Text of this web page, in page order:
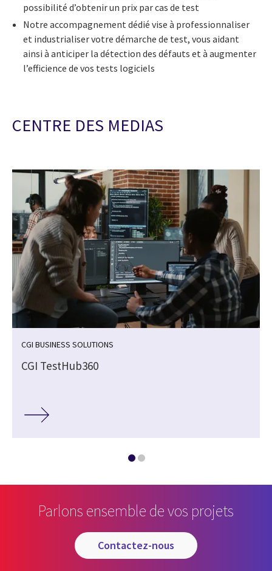
possibilité d’obtenir un prix par cas de test
Notre accompagnement dédié vise à professionnaliser
et industrialiser votre démarche de test, vous aidant
ainsi à anticiper la détection des défauts et à augmenter
l’efficience de vos tests logiciels
CENTRE DES MEDIAS
CGI BUSINESS SOLUTIONS
CGI TestHub360
Parlons ensemble de vos projets
contactez-nous